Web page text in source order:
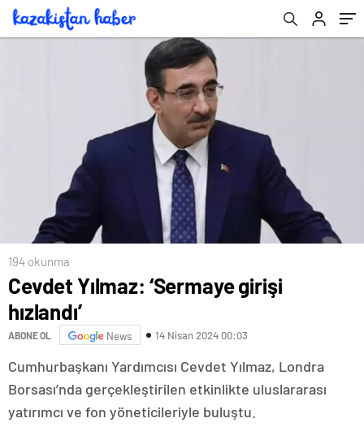
194 okunma
Cevdet Yılmaz: ‘Sermaye girişi
hızlandı’
ABONE OL News 14 Nisan 2024 00:03
Cumhurbaşkanı Yardımcısı Cevdet Yılmaz, Londra
Borsası’nda gerçekleştirilen etkinlikte uluslararası
yatırımcı ve fon yöneticileriyle buluştu.